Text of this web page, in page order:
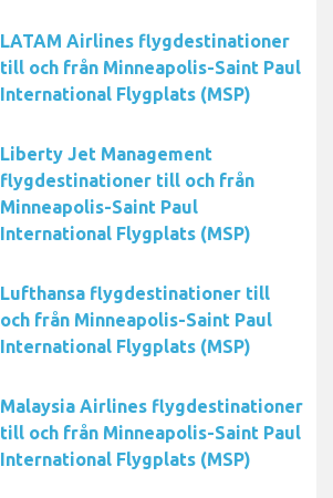
LATAM Airlines flygdestinationer
till och från Minneapolis-Saint Paul
International Flygplats (MSP)
Liberty Jet Management
flygdestinationer till och från
Minneapolis-Saint Paul
International Flygplats (MSP)
Lufthansa flygdestinationer till
och från Minneapolis-Saint Paul
International Flygplats (MSP)
Malaysia Airlines flygdestinationer
till och från Minneapolis-Saint Paul
International Flygplats (MSP)